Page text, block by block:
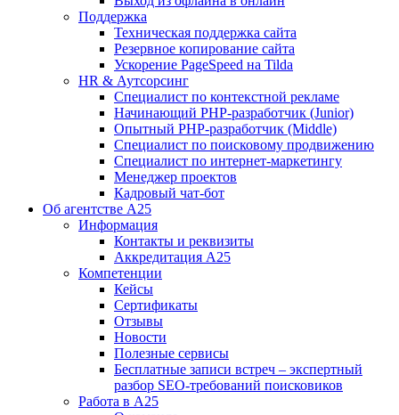
Поддержка
Техническая поддержка сайта
Резервное копирование сайта
Ускорение PageSpeed на Tilda
HR & Аутсорсинг
Специалист по контекстной рекламе
Начинающий PHP-разработчик (Junior)
Опытный PHP-разработчик (Middle)
Специалист по поисковому продвижению
Специалист по интернет-маркетингу
Менеджер проектов
Кадровый чат-бот
Об агентстве А25
Информация
Контакты и реквизиты
Аккредитация А25
Компетенции
Кейсы
Сертификаты
Отзывы
Новости
Полезные сервисы
Бесплатные записи встреч – экспертный
разбор SEO-требований поисковиков
Работа в А25